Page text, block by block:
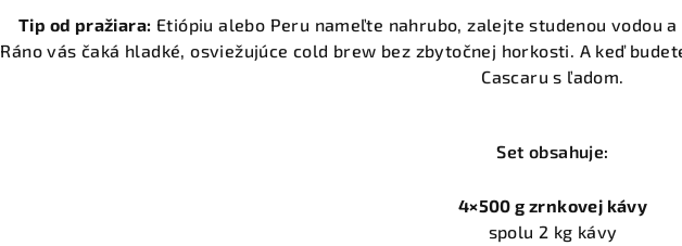
Tip od pražiara: Etiópiu alebo Peru nameľte nahrubo, zalejte studenou vodou
Ráno vás čaká hladké, osviežujúce cold brew bez zbytočnej horkosti. A keď
Cascaru s ľadom.
Set obsahuje:
4×500 g zrnkovej kávy
spolu 2 kg kávy